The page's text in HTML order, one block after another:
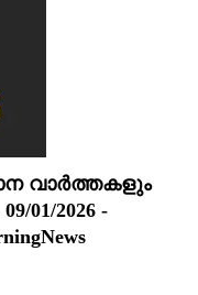
വാർത്തകളും
01/2026 -